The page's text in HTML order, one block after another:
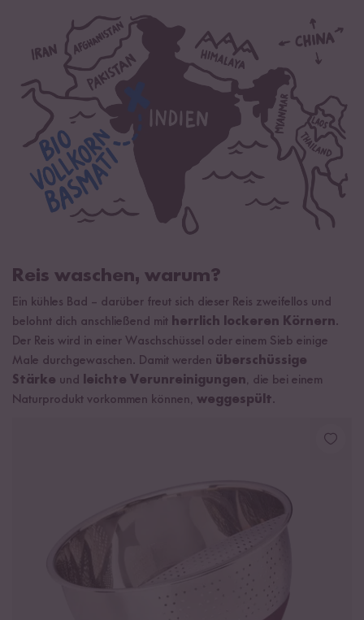
Reis waschen, warum?
Ein kühles Bad – darüber freut sich dieser Reis zweifellos und
belohnt dich anschließend mit herrlich lockeren Körnern.
Der Reis wird in einer Waschschüssel oder einem Sieb einige
Male durchgewaschen. Damit werden überschüssige
Stärke und leichte Verunreinigungen, die bei einem
Naturprodukt vorkommen können, weggespült.